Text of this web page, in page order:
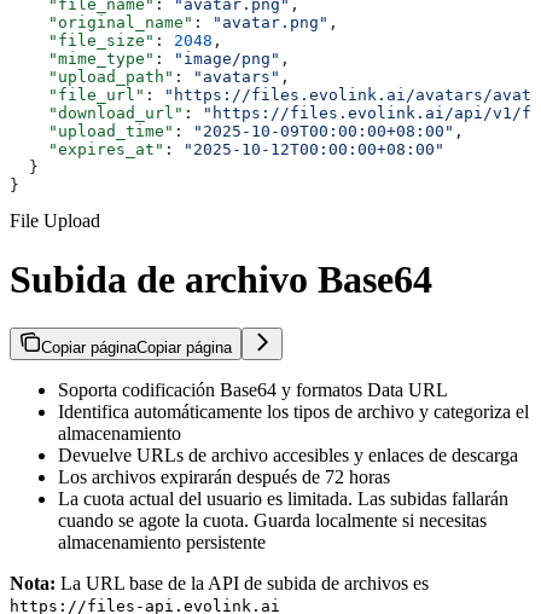
    "file_name"
: "avatar.png" ,
    "original_name"
: "avatar.png" ,
    "file_size"
: 2048 ,
    "mime_type"
: "image/png" ,
    "upload_path"
: "avatars" ,
    "file_url"
:
"https://files.evolink.ai/avatars/
    "download_url"
:
"https://files.evolink.ai/api/v1/
    "upload_time"
: "2025-10-09T00:00:00+08:00" ,
    "expires_at"
:
"2025-10-12T00:00:00+08:00"
  }
}
File Upload
Subida de archivo Base64
Copiar páginaCopiar página
Soporta codificación Base64 y formatos Data URL
Identifica automáticamente los tipos de archivo y categoriza el
almacenamiento
Devuelve URLs de archivo accesibles y enlaces de descarga
Los archivos expirarán después de 72 horas
La cuota actual del usuario es limitada. Las subidas fallarán
cuando se agote la cuota. Guarda localmente si necesitas
almacenamiento persistente
Nota: La URL base de la API de subida de archivos es
https://files-api.evolink.ai